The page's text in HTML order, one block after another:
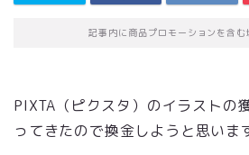
記事内に商品プロモーションを含
PIXTA（ピクスタ）のイラストの
ってきたので換金しようと思いま